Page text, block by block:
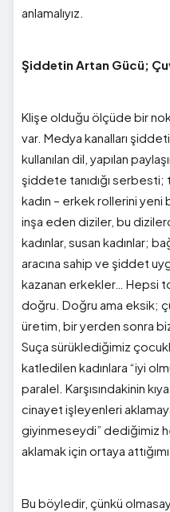
anlamalıyız.
Şiddetin Artan Gücü;
Klişe olduğu ölçüde bir
var. Medya kanalları
kullanılan dil, yapılan
şiddete tanıdığı
kadın – erkek rollerini
inşa eden diziler, bu
kadınlar, susan kadınlar;
aracına sahip ve şiddet
kazanan erkekler… Hepsi
doğru. Doğru ama eksik;
üretim, bir yerden sonra
Suça sürüklediğimiz
katledilen kadınlara “iyi
paralel. Karşısındakinin
cinayet işleyenleri
giyinmeseydi” dediğimiz
aklamak için ortaya
Bu böyledir, çünkü